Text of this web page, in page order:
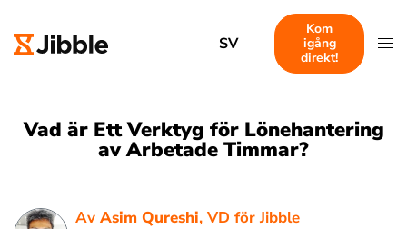
SV
Kom
igång
direkt!
Vad är Ett Verktyg för Lönehantering
av Arbetade Timmar?
Av Asim Qureshi, VD för Jibble